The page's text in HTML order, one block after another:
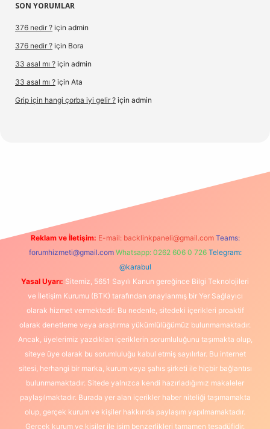
SON YORUMLAR
376 nedir ? için admin
376 nedir ? için Bora
33 asal mı ? için admin
33 asal mı ? için Ata
Grip için hangi çorba iyi gelir ? için admin
Reklam ve İletişim: E-mail: backlinkpaneli@gmail.com Teams:
forumhizmeti@gmail.com Whatsapp: 0262 606 0 726 Telegram:
@karabul
Yasal Uyarı: Sitemiz, 5651 Sayılı Kanun gereğince Bilgi Teknolojileri
ve İletişim Kurumu (BTK) tarafından onaylanmış bir Yer Sağlayıcı
olarak hizmet vermektedir. Bu nedenle, sitedeki içerikleri proaktif
olarak denetleme veya araştırma yükümlülüğümüz bulunmamaktadır.
Ancak, üyelerimiz yazdıkları içeriklerin sorumluluğunu taşımakta olup,
siteye üye olarak bu sorumluluğu kabul etmiş sayılırlar. Bu internet
sitesi, herhangi bir marka, kurum veya şahıs şirketi ile hiçbir bağlantısı
bulunmamaktadır. Sitede yalnızca kendi hazırladığımız makaleler
paylaşılmaktadır. Burada yer alan içerikler haber niteliği taşımamakta
olup, gerçek kurum ve kişiler hakkında paylaşım yapılmamaktadır.
Gerçek kurum ve kişiler ile isim benzerlikleri tamamen tesadüfidir.